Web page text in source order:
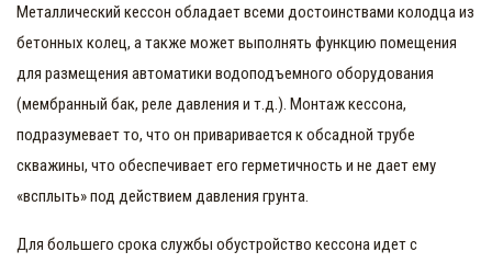
Металлический кессон обладает всеми достоинствами колодца из
бетонных колец, а также может выполнять функцию помещения
для размещения автоматики водоподъемного оборудования
(мембранный бак, реле давления и т.д.). Монтаж кессона,
подразумевает то, что он приваривается к обсадной трубе
скважины, что обеспечивает его герметичность и не дает ему
«всплыть» под действием давления грунта.
Для большего срока службы обустройство кессона идет с